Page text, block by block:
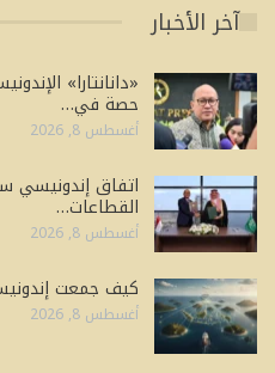
آخر الأخبار
«دانانتارا»
حصة في…
أغسطس 8, 2026
اتفاق إندونيسي
القطاعات…
أغسطس 8, 2026
كيف جمعت
أغسطس 8, 2026